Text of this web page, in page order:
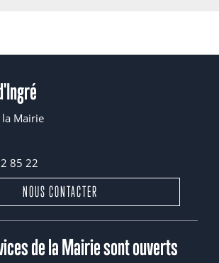
Mairie
85 22
NOUS CONTACTER
de la Mairie sont ouverts